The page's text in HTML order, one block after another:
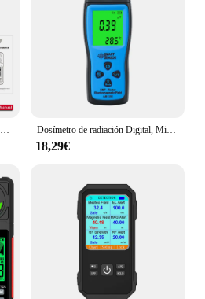
HABOTEST HT627 medidor EMF profesional, Detector de radiación de campo electromagnético, portátil de mano, medidor de advertencia de radiofrecuencia Dosímetro de radiación Digital, Mini probador EMF LCD, Detector de radiación de campo electromagnético, dosímetro, medidor, contador de mano
18,29€